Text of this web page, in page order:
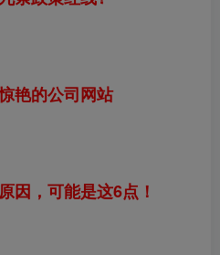
艳的公司网站
因，可能是这6点！